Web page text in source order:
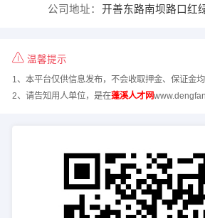
公司地址： 开善东路南坝路口红
温馨提示
1、本平台仅供信息发布，不会收取押金、保证金均
2、请告知用人单位，是在蓬溪人才网